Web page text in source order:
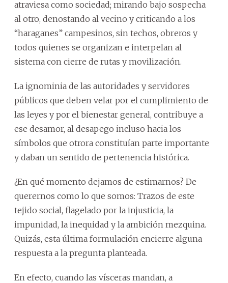
atraviesa como sociedad; mirando bajo sospecha
al otro, denostando al vecino y criticando a los
“haraganes” campesinos, sin techos, obreros y
todos quienes se organizan e interpelan al
sistema con cierre de rutas y movilización.
La ignominia de las autoridades y servidores
públicos que deben velar por el cumplimiento de
las leyes y por el bienestar general, contribuye a
ese desamor, al desapego incluso hacia los
símbolos que otrora constituían parte importante
y daban un sentido de pertenencia histórica.
¿En qué momento dejamos de estimarnos? De
querernos como lo que somos: Trazos de este
tejido social, flagelado por la injusticia, la
impunidad, la inequidad y la ambición mezquina.
Quizás, esta última formulación encierre alguna
respuesta a la pregunta planteada.
En efecto, cuando las vísceras mandan, a